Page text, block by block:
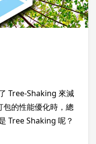
Tree-Shaking 來減
的性能優化時，總
Tree Shaking 呢？